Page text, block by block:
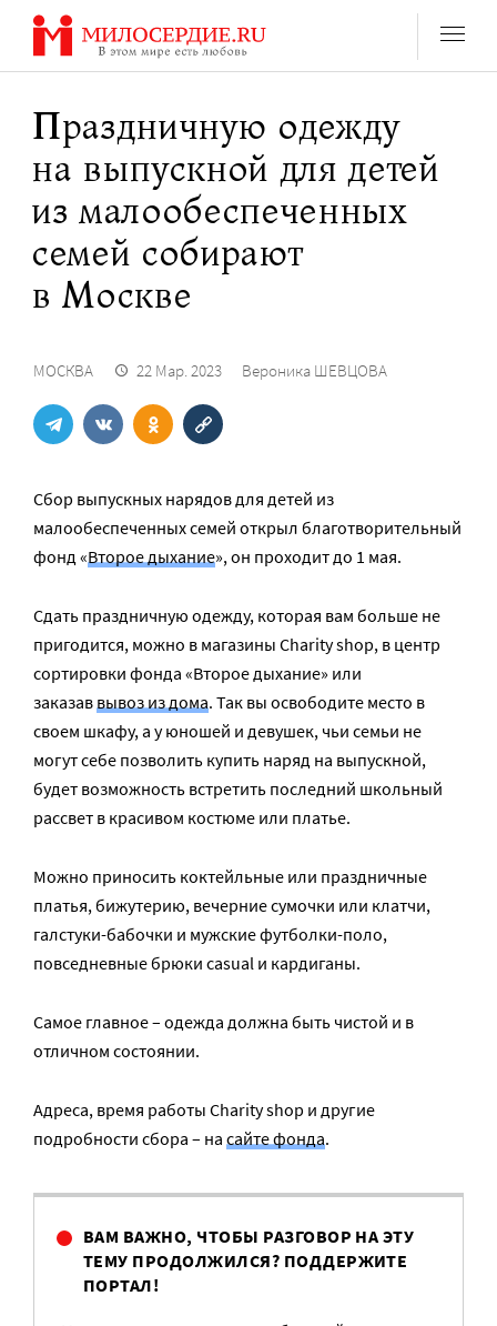
Перейти
содержанию
Праздничную одежду
на выпускной для детей
из малообеспеченных
семей собирают
в Москве
МОСКВА 22 Мар. 2023 Вероника ШЕВЦОВА
Сбор выпускных нарядов для детей из
малообеспеченных семей открыл благотворительный
фонд «Второе дыхание», он проходит до 1 мая.
Сдать праздничную одежду, которая вам больше не
пригодится, можно в магазины Charity shop, в центр
сортировки фонда «Второе дыхание» или
заказаввывоз из дома. Так вы освободите место в
своем шкафу, а у юношей и девушек, чьи семьи не
могут себе позволить купить наряд на выпускной,
будет возможность встретить последний школьный
рассвет в красивом костюме или платье.
Можно приносить коктейльные или праздничные
платья, бижутерию, вечерние сумочки или клатчи,
галстуки-бабочки и мужские футболки-поло,
повседневные брюки casual и кардиганы.
Самое главное – одежда должна быть чистой и в
отличном состоянии.
Адреса, время работы Charity shop и другие
подробности сбора – на сайте фонда.
ВАМ ВАЖНО, ЧТОБЫ РАЗГОВОР НА ЭТУ
ТЕМУ ПРОДОЛЖИЛСЯ? ПОДДЕРЖИТЕ
ПОРТАЛ!